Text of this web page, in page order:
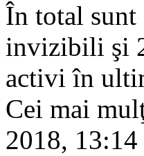
În total sunt
invizibili şi
activi în
Cei mai
2018, 13:14